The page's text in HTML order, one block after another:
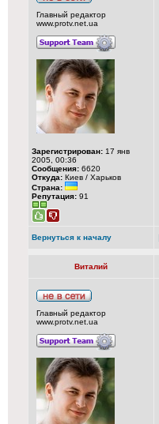
Главный редактор
www.protv.net.ua
Зарегистрирован: 17 янв
2005, 00:36
Сообщения: 6620
Откуда: Киев / Харьков
Страна:
Репутация: 91
Вернуться к началу
Виталий
Главный редактор
www.protv.net.ua